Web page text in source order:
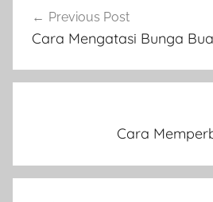
pos
Previous Post
Cara Mengatasi Bunga
Cara